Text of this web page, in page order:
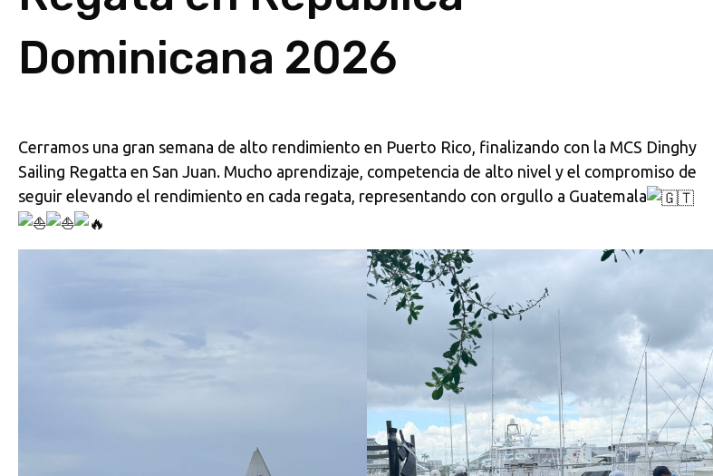
Dominicana 2026
Cerramos una gran semana de alto rendimiento en Puerto Rico, finalizando con la MCS Dinghy
Sailing Regatta en San Juan. Mucho aprendizaje, competencia de alto nivel y el compromiso de
seguir elevando el rendimiento en cada regata, representando con orgullo a Guatemala